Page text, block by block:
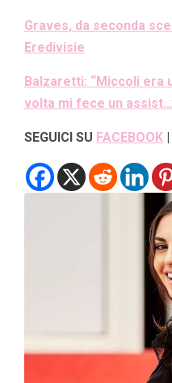
Graves, da seconda
Eredivisie
Balzaretti: “Miccoli era
volta mi fece un
SEGUICI SU FACEBOOK |